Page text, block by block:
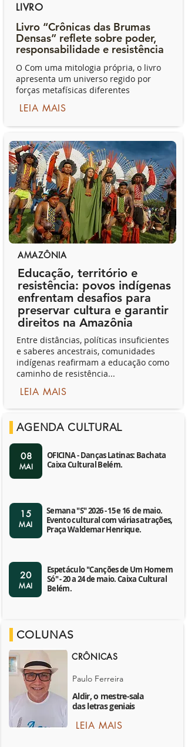
LIVRO
Livro “Crônicas das Brumas
Densas” reflete sobre poder,
responsabilidade e resistência
O Com uma mitologia própria, o livro
apresenta um universo regido por
forças metafísicas diferentes
LEIA MAIS
AMAZÔNIA
Educação, território e
resistência: povos indígenas
enfrentam desafios para
preservar cultura e garantir
direitos na Amazônia
Entre distâncias, políticas insuficientes
e saberes ancestrais, comunidades
indígenas reafirmam a educação como
caminho de resistência...
LEIA MAIS
AGENDA CULTURAL
08
MAI
OFICINA - Danças Latinas: Bachata
Caixa Cultural Belém.
15
MAI
Semana "S" 2026 - 15 e 16 de maio.
Evento cultural com várias atrações,
Praça Waldemar Henrique.
20
MAI
Espetáculo "Canções de Um Homem
Só" - 20 a 24 de maio. Caixa Cultural
Belém.
COLUNAS
CRÔNICAS
Paulo Ferreira
Aldir, o mestre-sala
das letras geniais
LEIA MAIS